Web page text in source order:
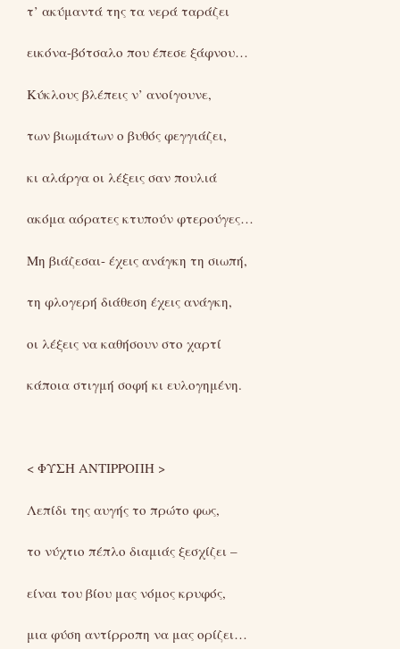
τ’ ακύμαντά της τα νερά ταράζει
εικόνα-βότσαλο που έπεσε ξάφνου…
Κύκλους βλέπεις ν’ ανοίγουνε,
των βιωμάτων ο βυθός φεγγιάζει,
κι αλάργα οι λέξεις σαν πουλιά
ακόμα αόρατες κτυπούν φτερούγες…
Μη βιάζεσαι- έχεις ανάγκη τη σιωπή,
τη φλογερή διάθεση έχεις ανάγκη,
οι λέξεις να καθήσουν στο χαρτί
κάποια στιγμή σοφή κι ευλογημένη.
< ΦΥΣΗ ΑΝΤΙΡΡΟΠΗ >
Λεπίδι της αυγής το πρώτο φως,
το νύχτιο πέπλο διαμιάς ξεσχίζει –
είναι του βίου μας νόμος κρυφός,
μια φύση αντίρροπη να μας ορίζει…